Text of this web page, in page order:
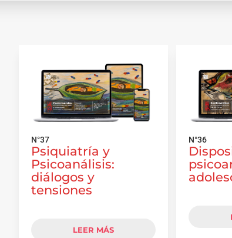
N°37
Psiquiatría y
Psicoanálisis:
diálogos y
tensiones
LEER MÁS
N°36